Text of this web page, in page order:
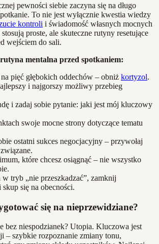
pewności siebie zaczyna się na długo
To nie jest wyłącznie kwestia wiedzy
kontroli i świadomość własnych mocnych
proste, ale skuteczne rutyny resetujące
wejściem do sali.
mentalna przed spotkaniem:
pięć głębokich oddechów – obniż kortyzol.
i najgorszy możliwy przebieg
i zadaj sobie pytanie: jaki jest mój kluczowy
swoje mocne strony dotyczące tematu
ostatni sukces negocjacyjny – przywołaj
które chcesz osiągnąć – nie wszystko
tryb „nie przeszkadzać”, zamknij
skup się na obecności.
się na nieprzewidziane?
bez niespodzianek? Utopia. Kluczowa jest
– szybkie rozpoznanie zmiany tonu,